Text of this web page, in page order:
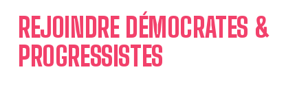
REJOINDRE DÉMOCRATES &
PROGRESSISTES